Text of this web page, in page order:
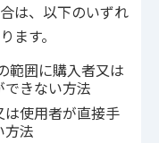
は、以下のいずれ
ます。
範囲に購入者又は
きない方法
使用者が直接手
方法